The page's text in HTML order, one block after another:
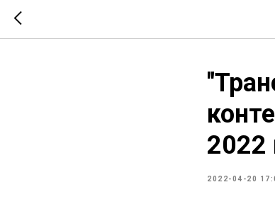
2022
2022-04-20